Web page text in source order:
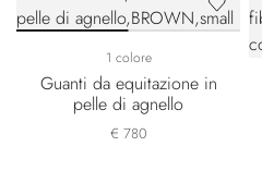
1 colore
Guanti da equitazione in
pelle di agnello
€ 780